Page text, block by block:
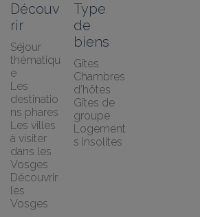
Découv
rir
Séjour
thématiqu
e
Les
destinatio
ns phares
Les villes
à visiter
dans les
Vosges
Découvrir
les
Vosges
Type
de
biens
Gîtes
Chambres
d’hôtes
Gîtes de
groupe
Logement
s insolites